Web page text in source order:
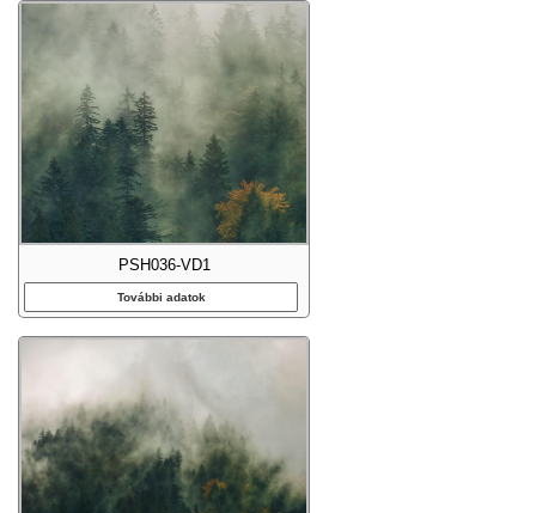
PSH036-VD1
További adatok